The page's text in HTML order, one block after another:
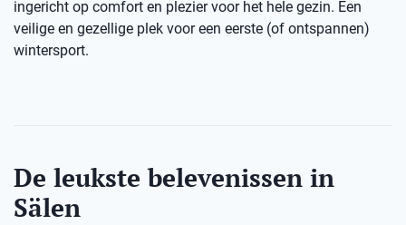
ingericht op comfort en plezier voor het hele gezin. Een
veilige en gezellige plek voor een eerste (of ontspannen)
wintersport.
De leukste belevenissen in
Sälen